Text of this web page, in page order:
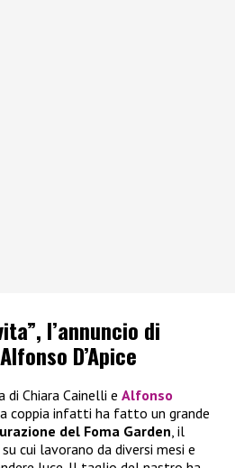
l’annuncio di
D’Apice
Chiara Cainelli e Alfonso
coppia infatti ha fatto un grande
del Foma Garden , il
cui lavorano da diversi mesi e